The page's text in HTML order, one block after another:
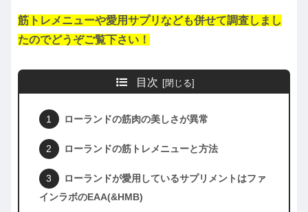
筋トレメニューや愛用サプリなども併せて調査しまし
たのでどうぞご覧下さい！
目次
ローランドの筋肉の美しさが異常
ローランドの筋トレメニューと方法
ローランドが愛用しているサプリメントはファ
インラボのEAA(&HMB)